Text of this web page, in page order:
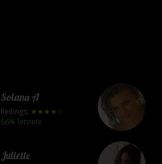
Solana A
Reitings: ★★★★☆
66% latviete
Juliette